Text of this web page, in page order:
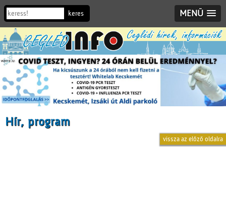
MENÜ
Hír, program
vissza az előző oldalra